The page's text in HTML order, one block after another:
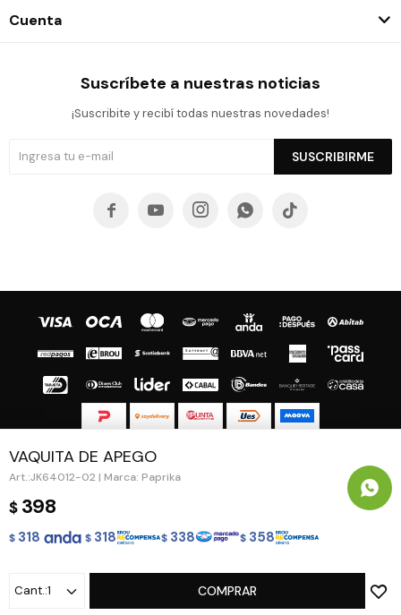
VAQUITA DE APEGO
JK64012-02 | Marca: Paprika
$ 398
$ 318 $ 318 $ 338 $ 358
1 COMPRAR
Cuenta
Suscríbete a nuestras noticias
¡Suscribite y recibí todas nuestras novedades!
SUSCRIBIRME
    
© Copyright 2026 / Guapa - Paprika